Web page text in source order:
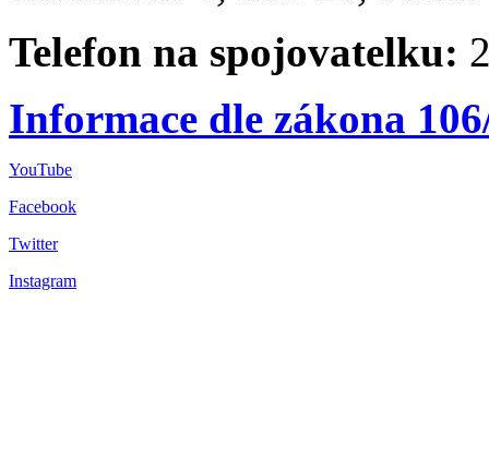
Telefon na spojovatelku:
Informace dle zákona
YouTube
Facebook
Twitter
Instagram